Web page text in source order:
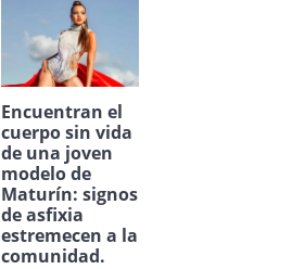
Encuentran el
cuerpo sin vida
de una joven
modelo de
Maturín: signos
de asfixia
estremecen a la
comunidad.